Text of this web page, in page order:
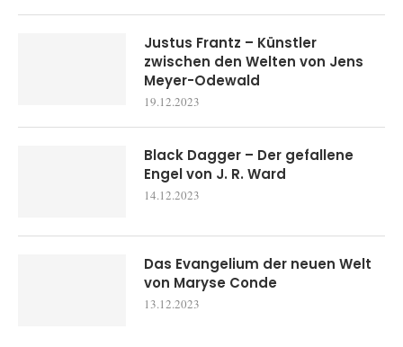
Justus Frantz – Künstler
zwischen den Welten von Jens
Meyer-Odewald
19.12.2023
Black Dagger – Der gefallene
Engel von J. R. Ward
14.12.2023
Das Evangelium der neuen Welt
von Maryse Conde
13.12.2023